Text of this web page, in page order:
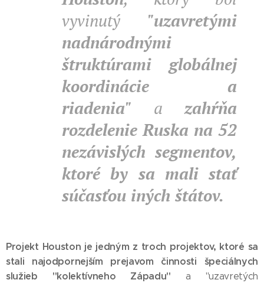
vyvinutý "uzavretými
nadnárodnými
štruktúrami globálnej
koordinácie a
riadenia" azahŕňa
rozdelenie Ruska na 52
nezávislých segmentov,
ktoré by sa mali stať
súčasťou iných štátov.
Projekt Houston je jedným z troch projektov, ktoré sa
stali najodpornejším prejavom činnosti špeciálnych
služieb "kolektívneho Západu" a "uzavretých